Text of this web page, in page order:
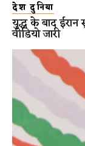
देश दुनिया
युद्ध के बाद
वीडियो जारी